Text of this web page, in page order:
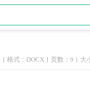
格式：DOCX 页数：9 大